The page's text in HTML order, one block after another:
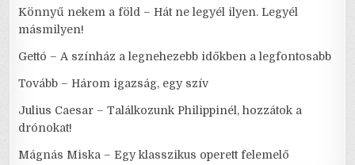
Könnyű nekem a föld – Hát ne legyél ilyen. Legyél
másmilyen!
Gettó – A színház a legnehezebb időkben a legfontosabb
Tovább – Három igazság, egy szív
Julius Caesar – Találkozunk Philippinél, hozzátok a
drónokat!
Mágnás Miska – Egy klasszikus operett felemelő